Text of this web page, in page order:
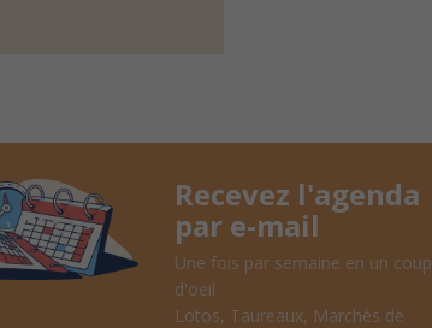
Recevez l'agenda
par e-mail
Une fois par semaine en un coup
d'oeil
Lotos, Taureaux, Marchés de